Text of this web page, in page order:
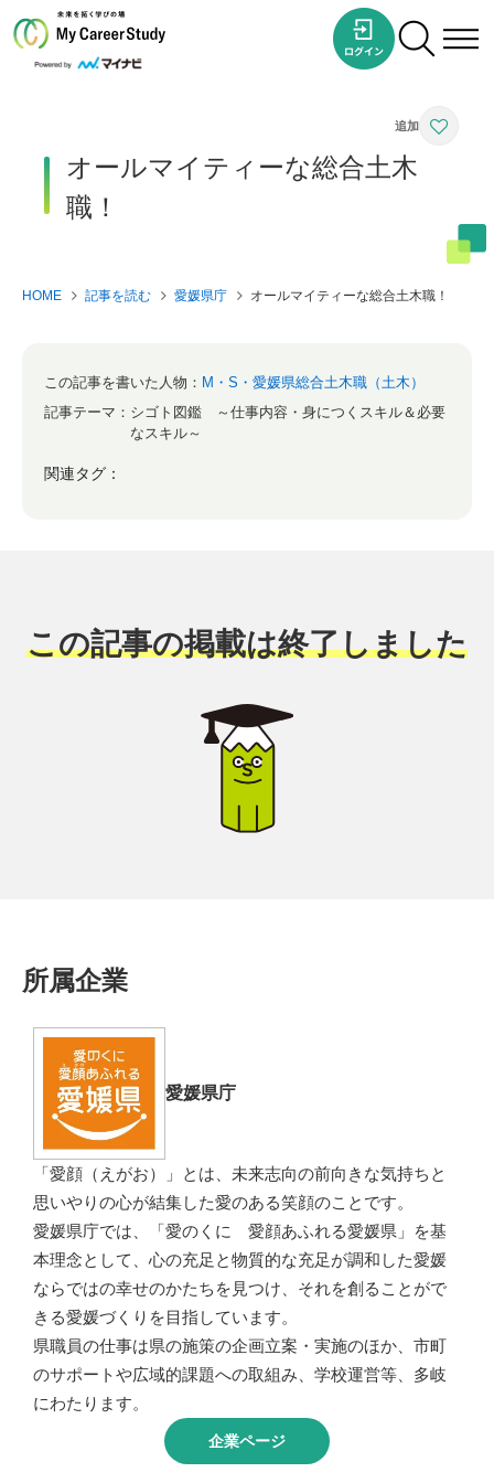
オールマイティーな総合土木
職！
HOME 記事を読む 愛媛県庁 オールマイティーな総合土木職！
この記事を書いた人物： M・S・愛媛県総合土木職（土木）
記事テーマ： シゴト図鑑 ～仕事内容・身につくスキル＆必要
なスキル～
関連タグ：
この記事の掲載は終了しました
所属企業
愛媛県庁
「愛顔（えがお）」とは、未来志向の前向きな気持ちと
思いやりの心が結集した愛のある笑顔のことです。
愛媛県庁では、「愛のくに 愛顔あふれる愛媛県」を基
本理念として、心の充足と物質的な充足が調和した愛媛
ならではの幸せのかたちを見つけ、それを創ることがで
きる愛媛づくりを目指しています。
県職員の仕事は県の施策の企画立案・実施のほか、市町
のサポートや広域的課題への取組み、学校運営等、多岐
にわたります。
企業ページ